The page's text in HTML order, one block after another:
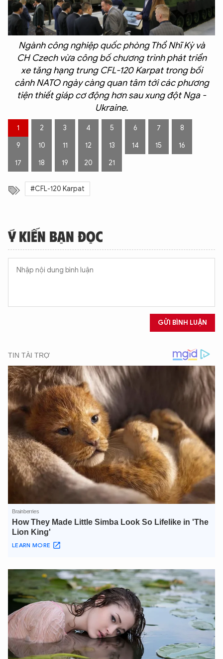
Ngành công nghiệp quốc phòng Thổ Nhĩ Kỳ và
CH Czech vừa công bố chương trình phát triển
xe tăng hạng trung CFL-120 Karpat trong bối
cảnh NATO ngày càng quan tâm tới các phương
tiện thiết giáp cơ động hơn sau xung đột Nga -
Ukraine.
1 2 3 4 5 6 7 8
9 10 11 12 13 14 15 16
17 18 19 20 21
#CFL-120 Karpat
Ý KIẾN BẠN ĐỌC
GỬI BÌNH LUẬN